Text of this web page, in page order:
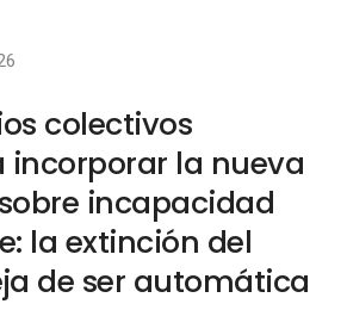
colectivos
incorporar la nueva
incapacidad
la extinción del
de ser automática